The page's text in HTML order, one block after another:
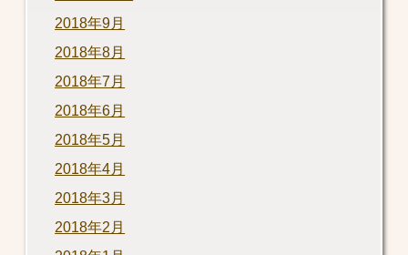
2018年9月
2018年8月
2018年7月
2018年6月
2018年5月
2018年4月
2018年3月
2018年2月